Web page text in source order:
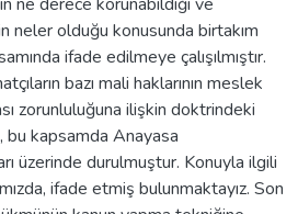
neler olduğu konusunda birtakım
ifade edilmeye çalışılmıştır.
bazı mali haklarının meslek
zorunluluğuna ilişkin doktrindeki
kapsamda Anayasa
üzerinde durulmuştur. Konuyla ilgili
ifade etmiş bulunmaktayız. Son